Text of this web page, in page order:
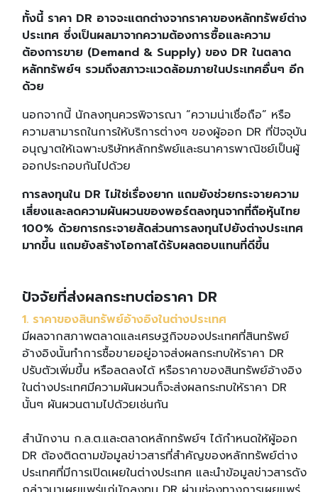
ทั้งนี้ ราคา DR อาจจะแตกต่างจากราคาของหลักทรัพย์ต่าง
ประเทศ ซึ่งเป็นผลมาจากความต้องการซื้อและความ
ต้องการขาย (Demand & Supply) ของ DR ในตลาด
หลักทรัพย์ฯ รวมถึงสภาวะแวดล้อมภายในประเทศอื่นๆ อีก
ด้วย
นอกจากนี้ นักลงทุนควรพิจารณา “ความน่าเชื่อถือ” หรือ
ความสามารถในการให้บริการต่างๆ ของผู้ออก DR ที่ปัจจุบัน
อนุญาตให้เฉพาะบริษัทหลักทรัพย์และธนาคารพาณิชย์เป็นผู้
ออกประกอบกันไปด้วย
การลงทุนใน DR ไม่ใช่เรื่องยาก แถมยังช่วยกระจายความ
เสี่ยงและลดความผันผวนของพอร์ตลงทุนจากที่ถือหุ้นไทย
100% ด้วยการกระจายสัดส่วนการลงทุนไปยังต่างประเทศ
มากขึ้น แถมยังสร้างโอกาสได้รับผลตอบแทนที่ดีขึ้น
ปัจจัยที่ส่งผลกระทบต่อราคา DR
1. ราคาของสินทรัพย์อ้างอิงในต่างประเทศ
มีผลจากสภาพตลาดและเศรษฐกิจของประเทศที่สินทรัพย์
อ้างอิงนั้นทำการซื้อขายอยู่อาจส่งผลกระทบให้ราคา DR
ปรับตัวเพิ่มขึ้น หรือลดลงได้ หรือราคาของสินทรัพย์อ้างอิง
ในต่างประเทศมีความผันผวนก็จะส่งผลกระทบให้ราคา DR
นั้นๆ ผันผวนตามไปด้วยเช่นกัน
สำนักงาน ก.ล.ต.และตลาดหลักทรัพย์ฯ ได้กำหนดให้ผู้ออก
DR ต้องติดตามข้อมูลข่าวสารที่สำคัญของหลักทรัพย์ต่าง
ประเทศที่มีการเปิดเผยในต่างประเทศ และนำข้อมูลข่าวสารดัง